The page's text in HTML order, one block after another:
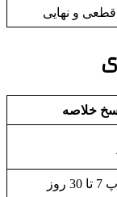
قطعی و نهایی
خلاصه